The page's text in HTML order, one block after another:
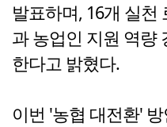
발표하며, 16개 실천
과 농업인 지원 역량
한다고 밝혔다.
이번 '농협 대전환'